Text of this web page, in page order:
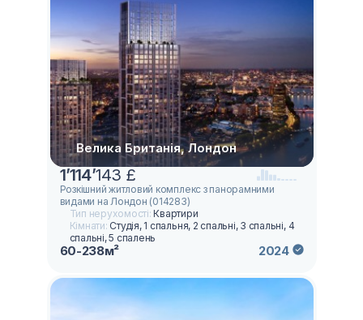
Велика Британія, Лондон
1’114’143 £
Розкішний житловий комплекс з панорамними
видами на Лондон (014283)
Тип нерухомості:Квартири
Кімнати: Студія, 1 спальня, 2 спальні, 3 спальні, 4
спальні, 5 спалень
60-238м² 2024